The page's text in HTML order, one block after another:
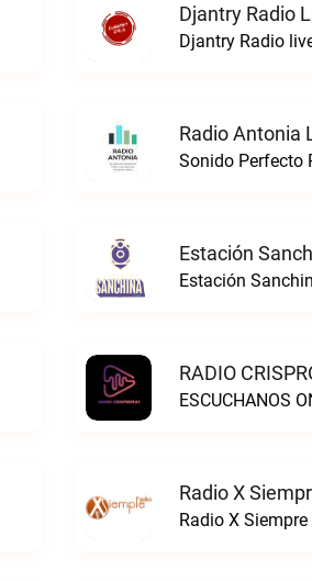
Djantry Radio
Djantry Radio
Radio Antonia
Sonido Perfecto
Estación
Estación
RADIO
ESCUCHANOS
Radio X
Radio X